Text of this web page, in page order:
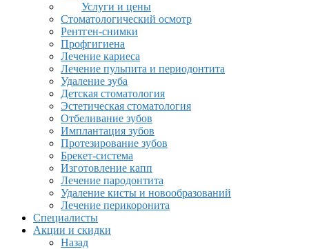
Услуги и цены
Стоматологический осмотр
Рентген-снимки
Профгигиена
Лечение кариеса
Лечение пульпита и периодонтита
Удаление зуба
Детская стоматология
Эстетическая стоматология
Отбеливание зубов
Имплантация зубов
Протезирование зубов
Брекет-система
Изготовление капп
Лечение пародонтита
Удаление кисты и новообразований
Лечение перикоронита
Специалисты
Акции и скидки
Назад